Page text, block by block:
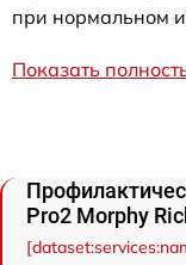
при нормальном
Показать
Pro2 Morphy